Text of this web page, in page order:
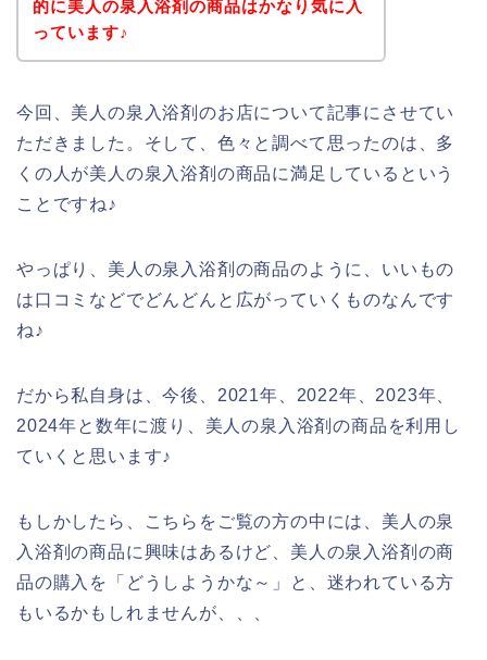
的に美人の泉入浴剤の商品はかなり気に入
っています♪
今回、美人の泉入浴剤のお店について記事にさせてい
ただきました。そして、色々と調べて思ったのは、多
くの人が美人の泉入浴剤の商品に満足しているという
ことですね♪
やっぱり、美人の泉入浴剤の商品のように、いいもの
は口コミなどでどんどんと広がっていくものなんです
ね♪
だから私自身は、今後、2021年、2022年、2023年、
2024年と数年に渡り、美人の泉入浴剤の商品を利用し
ていくと思います♪
もしかしたら、こちらをご覧の方の中には、美人の泉
入浴剤の商品に興味はあるけど、美人の泉入浴剤の商
品の購入を「どうしようかな～」と、迷われている方
もいるかもしれませんが、、、